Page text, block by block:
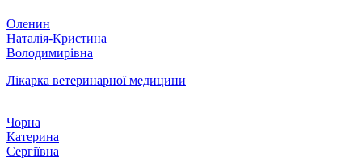
Оленин
Наталія-Кристина
Володимирівна
Лікарка ветеринарної медицини
Чорна
Катерина
Сергіївна